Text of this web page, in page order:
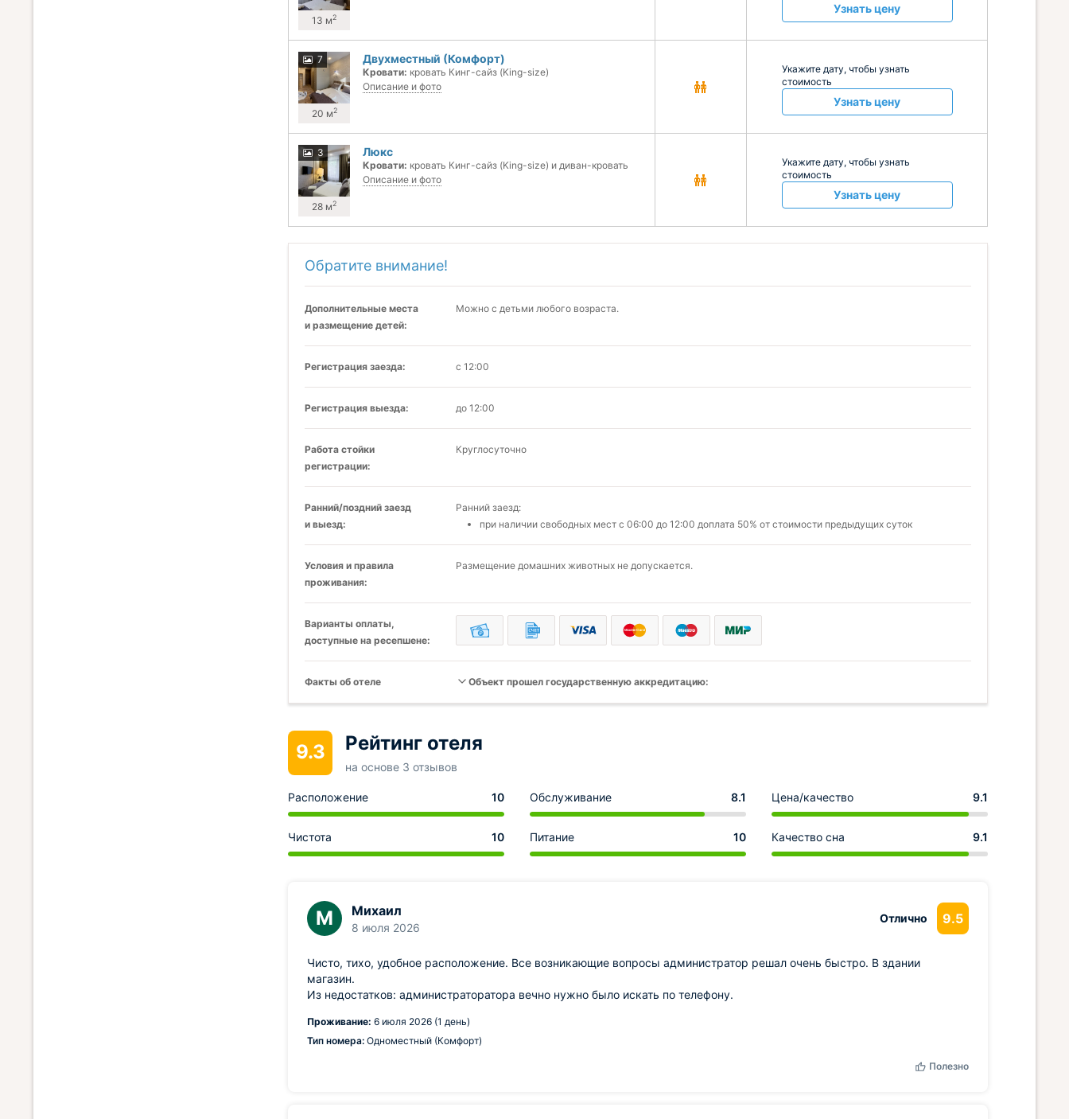
13 м2
Узнать цену
7
20 м2
Двухместный (Комфорт)
Кровати: кровать Кинг-сайз (King-size)
Описание и фото
Укажите дату, чтобы узнать
стоимость
Узнать цену
3
28 м2
Люкс
Кровати: кровать Кинг-сайз (King-size) и диван-кровать
Описание и фото
Укажите дату, чтобы узнать
стоимость
Узнать цену
Обратите внимание!
Дополнительные места
и размещение детей:
Можно с детьми любого возраста.
Регистрация заезда: с 12:00
Регистрация выезда: до 12:00
Работа стойки
регистрации:
Круглосуточно
Ранний/поздний заезд
и выезд:
Ранний заезд:
при наличии свободных мест c 06:00 до 12:00 доплата 50% от стоимости предыдущих суток
Условия и правила
проживания:
Размещение домашних животных не допускается.
Варианты оплаты,
доступные на ресепшене:
Факты об отеле Объект прошел государственную аккредитацию:
9.3 Рейтинг отеля
на основе 3 отзывов
Расположение 10 Обслуживание 8.1 Цена/качество 9.1
Чистота 10 Питание 10 Качество сна 9.1
М Михаил
8 июля 2026
Отлично 9.5
Чисто, тихо, удобное расположение. Все возникающие вопросы администратор решал очень быстро. В здании
магазин.
Из недостатков: администраторатора вечно нужно было искать по телефону.
Проживание: 6 июля 2026 (1 день)
Тип номера: Одноместный (Комфорт)
Полезно